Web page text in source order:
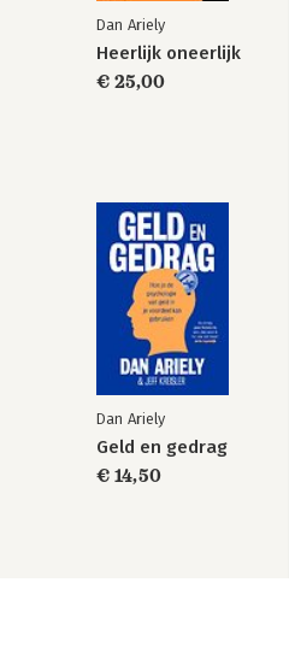
Dan Ariely
Heerlijk oneerlijk
€ 25,00
Dan Ariely
Geld en gedrag
€ 14,50